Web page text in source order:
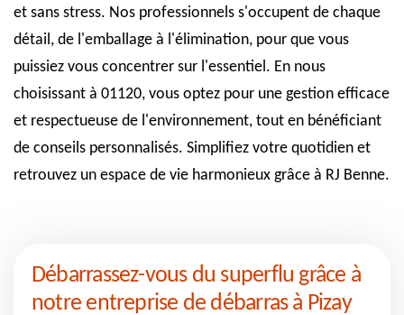
et sans stress. Nos professionnels s'occupent de chaque
détail, de l'emballage à l'élimination, pour que vous
puissiez vous concentrer sur l'essentiel. En nous
choisissant à 01120, vous optez pour une gestion efficace
et respectueuse de l'environnement, tout en bénéficiant
de conseils personnalisés. Simplifiez votre quotidien et
retrouvez un espace de vie harmonieux grâce à RJ Benne.
Débarrassez-vous du superflu grâce à
notre entreprise de débarras à Pizay